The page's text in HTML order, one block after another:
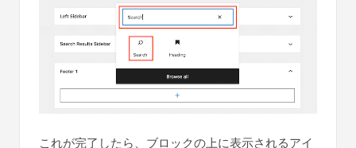
これが完了したら、ブロックの上に表示されるアイ